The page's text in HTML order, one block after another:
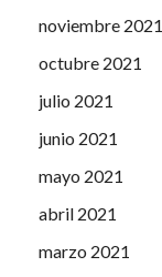
noviembre 2021
octubre 2021
julio 2021
junio 2021
mayo 2021
abril 2021
marzo 2021